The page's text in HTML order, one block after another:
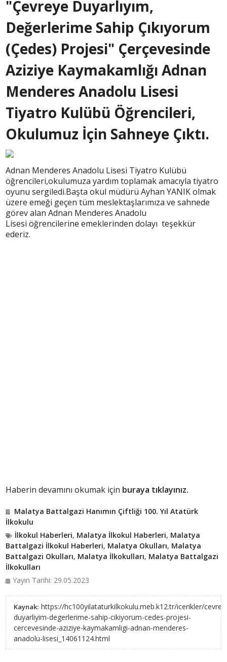
"Çevreye Duyarlıyım,
Değerlerime Sahip Çıkıyorum
(Çedes) Projesi" Çerçevesinde
Aziziye Kaymakamlığı Adnan
Menderes Anadolu Lisesi
Tiyatro Kulübü Öğrencileri,
Okulumuz İçin Sahneye Çıktı.
Adnan Menderes Anadolu Lisesi Tiyatro Kulübü
öğrencileri,okulumuza yardım toplamak amacıyla tiyatro
oyunu sergiledi.Başta okul müdürü Ayhan YANIK olmak
üzere emeği geçen tüm meslektaşlarımıza ve sahnede
görev alan Adnan Menderes Anadolu
Lisesi öğrencilerine emeklerinden dolayı teşekkür
ederiz.
Haberin devamını okumak için buraya tıklayınız.
Malatya Battalgazi Hanımın Çiftliği 100. Yıl Atatürk
İlkokulu
İlkokul Haberleri, Malatya İlkokul Haberleri, Malatya
Battalgazi İlkokul Haberleri, Malatya Okulları, Malatya
Battalgazi Okulları, Malatya İlkokulları, Malatya Battalgazi
İlkokulları
Yayın Tarihi: 29.05.2023
Kaynak: https://hc100yilataturkilkokulu.meb.k12.tr/icerikler/
duyarliyim-degerlerime-sahip-cikiyorum-cedes-projesi-
cercevesinde-aziziye-kaymakamligi-adnan-menderes-
anadolu-lisesi_14061124.html